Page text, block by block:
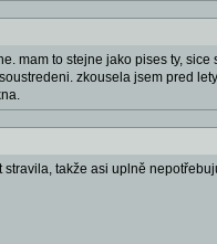
mam to stejne jako pises ty,
zkousela jsem pred
takže asi uplně